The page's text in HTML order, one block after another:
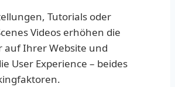
Tutorials oder
Videos erhöhen die
auf Ihrer Website und
User Experience – beides